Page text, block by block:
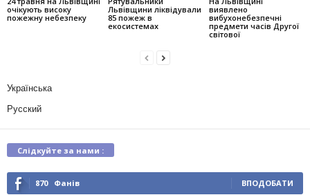
очікують високу
пожежну небезпеку
Львівщини ліквідували
85 пожеж в
екосистемах
виявлено
вибухонебезпечні
предмети часів Другої
світової
Українська
Русский
Слідкуйте за нами :
870 Фанів ВПОДОБАТИ